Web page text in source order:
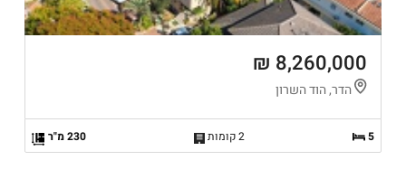
8,260,000 ₪
הדר, הוד השרון
5 2 קומות 230 מ"ר